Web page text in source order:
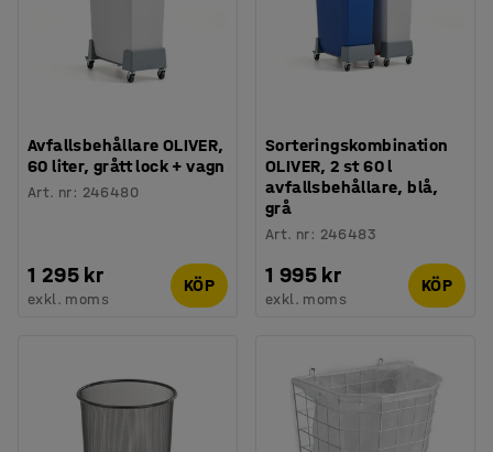
Avfallsbehållare OLIVER,
60 liter, grått lock + vagn
Art. nr: 246480
1 295 kr
exkl. moms
KÖP
Sorteringskombination
OLIVER, 2 st 60 l
avfallsbehållare, blå,
grå
Art. nr: 246483
1 995 kr
exkl. moms
KÖP